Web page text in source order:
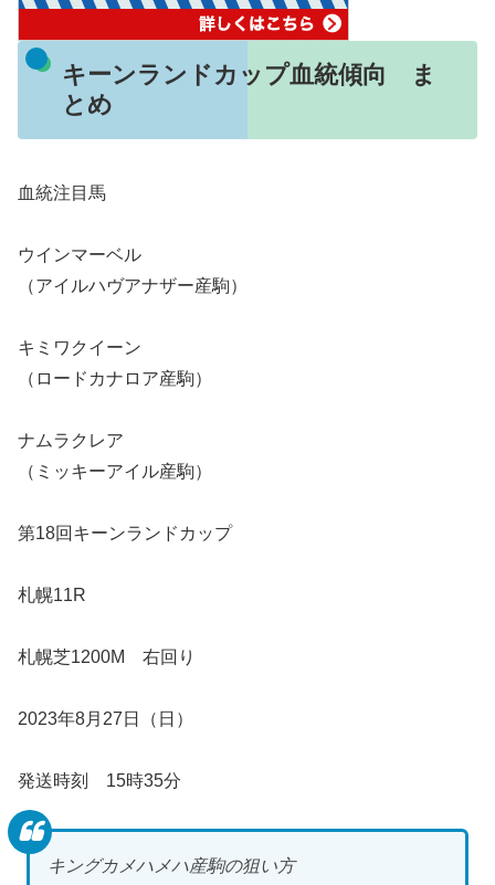
キーンランドカップ血統傾向 ま
とめ
血統注目馬
ウインマーベル
（アイルハヴアナザー産駒）
キミワクイーン
（ロードカナロア産駒）
ナムラクレア
（ミッキーアイル産駒）
第18回キーンランドカップ
札幌11R
札幌芝1200M 右回り
2023年8月27日（日）
発送時刻 15時35分
キングカメハメハ産駒の狙い方